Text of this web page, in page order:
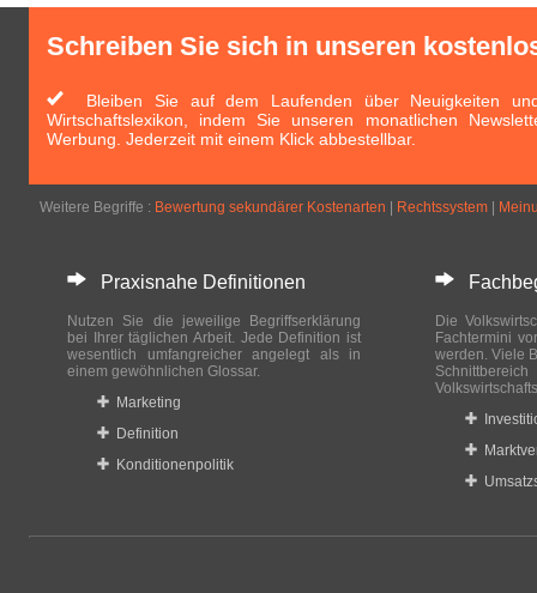
Schreiben Sie sich in unseren
Bleiben Sie auf dem Laufenden über Neuigkeiten
Wirtschaftslexikon, indem Sie unseren monatlichen
Werbung. Jederzeit mit einem Klick abbestellbar.
Weitere Begriffe : Bewertung sekundärer Kostenarten Rechtssystem
Praxisnahe Definitionen
Nutzen Sie die jeweilige Begriffserklärung
bei Ihrer täglichen Arbeit. Jede Definition ist
wesentlich umfangreicher angelegt als in
einem gewöhnlichen Glossar.
Marketing
Definition
Konditionenpolitik
Die
Fachtermini
werden. Viele